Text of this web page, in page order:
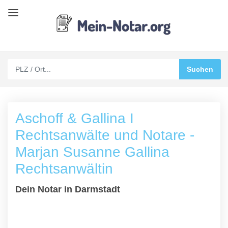
Aschoff & Gallina I
Rechtsanwälte und Notare -
Marjan Susanne Gallina
Rechtsanwältin
Dein Notar in Darmstadt